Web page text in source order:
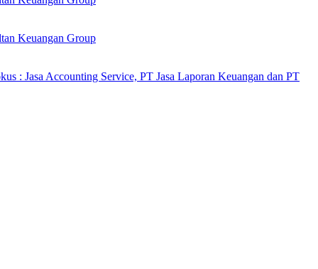
Keuangan Group
: Jasa Accounting Service, PT Jasa Laporan Keuangan dan PT